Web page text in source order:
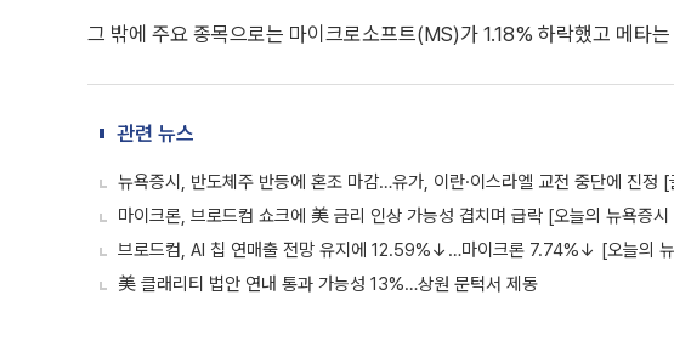
그 밖에 주요 종목으로는 마이크로소프트(MS)가 1.18% 하락했고 메타
관련 뉴스
뉴욕증시, 반도체주 반등에 혼조 마감…유가, 이란·이스라엘 교전 중단에 진정
마이크론, 브로드컴 쇼크에 美 금리 인상 가능성 겹치며 급락 [오늘의 뉴욕증시
브로드컴, AI 칩 연매출 전망 유지에 12.59%↓…마이크론 7.74%↓ [오늘의
美 클래리티 법안 연내 통과 가능성 13%…상원 문턱서 제동